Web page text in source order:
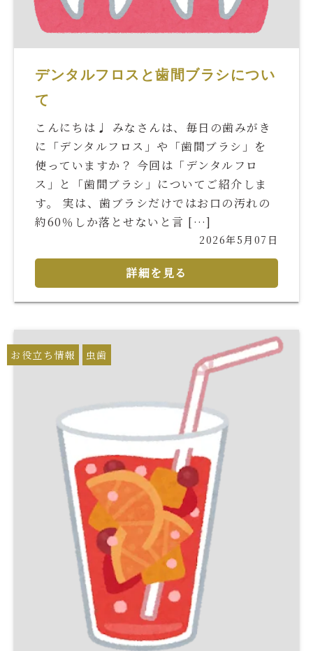
デンタルフロスと歯間ブラシについ
て
こんにちは♩ みなさんは、毎日の歯みがき
に「デンタルフロス」や「歯間ブラシ」を
使っていますか？ 今回は「デンタルフロ
ス」と「歯間ブラシ」についてご紹介しま
す。 実は、歯ブラシだけではお口の汚れの
約60％しか落とせないと言 […]
2026年5月07日
詳細を見る
お役立ち情報 虫歯